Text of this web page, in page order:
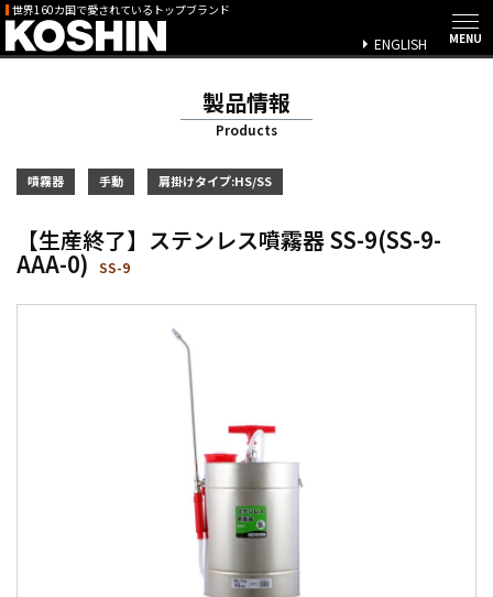
世界160カ国で愛されているトップブランド
ENGLISH
製品情報
Products
噴霧器 手動 肩掛けタイプ:HS/SS
【生産終了】ステンレス噴霧器 SS-9(SS-9-
AAA-0) SS-9